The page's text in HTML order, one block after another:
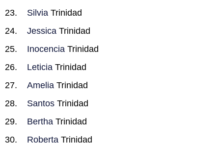
Silvia Trinidad
Jessica Trinidad
Inocencia Trinidad
Leticia Trinidad
Amelia Trinidad
Santos Trinidad
Bertha Trinidad
Roberta Trinidad